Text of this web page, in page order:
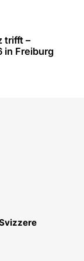
trifft –
in Freiburg